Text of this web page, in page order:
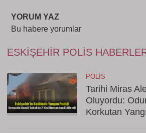
YORUM YAZ
Bu habere yorumlar
ESKIŞEHIR POLIS
POLIS
Tarihi Miras
Oluyordu:
Korkutan